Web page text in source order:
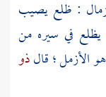
: ظلع يصيب
يظلع في سيره من
الأزمل ؛ قالذو